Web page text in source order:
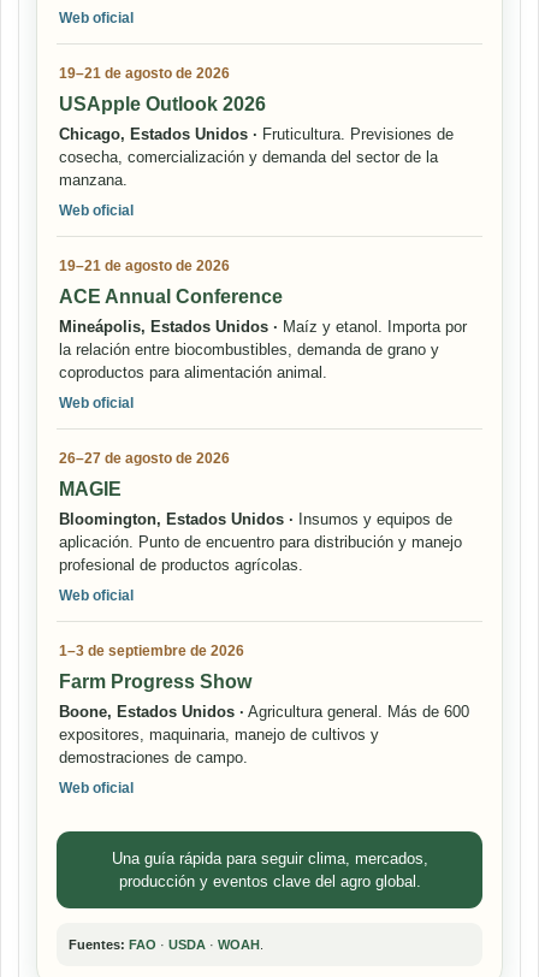
Web oficial
19–21 de agosto de 2026
USApple Outlook 2026
Chicago, Estados Unidos · Fruticultura. Previsiones de
cosecha, comercialización y demanda del sector de la
manzana.
Web oficial
19–21 de agosto de 2026
ACE Annual Conference
Mineápolis, Estados Unidos · Maíz y etanol. Importa por
la relación entre biocombustibles, demanda de grano y
coproductos para alimentación animal.
Web oficial
26–27 de agosto de 2026
MAGIE
Bloomington, Estados Unidos · Insumos y equipos de
aplicación. Punto de encuentro para distribución y manejo
profesional de productos agrícolas.
Web oficial
1–3 de septiembre de 2026
Farm Progress Show
Boone, Estados Unidos · Agricultura general. Más de 600
expositores, maquinaria, manejo de cultivos y
demostraciones de campo.
Web oficial
Una guía rápida para seguir clima, mercados,
producción y eventos clave del agro global.
Fuentes: FAO · USDA · WOAH